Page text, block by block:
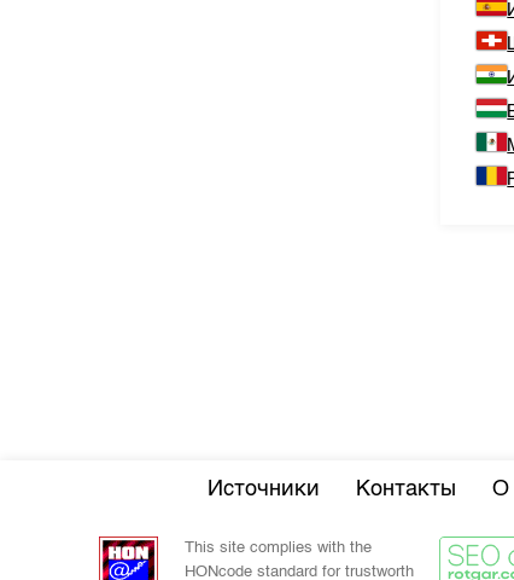
Источники Контакты О
This site complies with the
HONcode standard for trustworth